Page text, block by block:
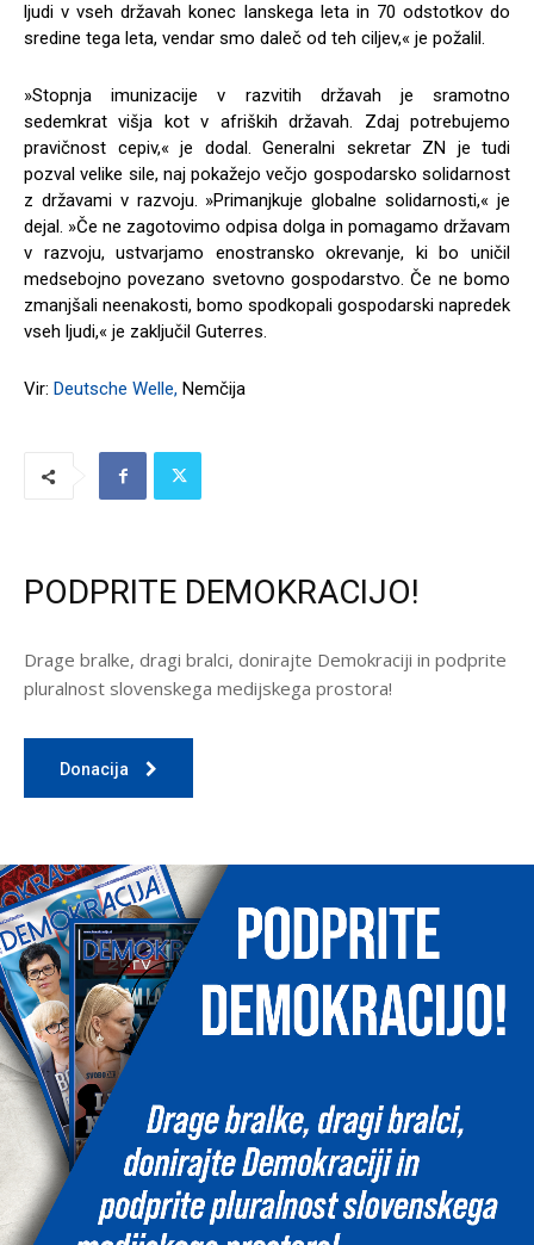
ljudi v vseh državah konec lanskega leta in 70 odstotkov do
sredine tega leta, vendar smo daleč od teh ciljev,« je požalil.
»Stopnja imunizacije v razvitih državah je sramotno
sedemkrat višja kot v afriških državah. Zdaj potrebujemo
pravičnost cepiv,« je dodal. Generalni sekretar ZN je tudi
pozval velike sile, naj pokažejo večjo gospodarsko solidarnost
z državami v razvoju. »Primanjkuje globalne solidarnosti,« je
dejal. »Če ne zagotovimo odpisa dolga in pomagamo državam
v razvoju, ustvarjamo enostransko okrevanje, ki bo uničil
medsebojno povezano svetovno gospodarstvo. Če ne bomo
zmanjšali neenakosti, bomo spodkopali gospodarski napredek
vseh ljudi,« je zaključil Guterres.
Vir: Deutsche Welle, Nemčija
PODPRITE DEMOKRACIJO!
Drage bralke, dragi bralci, donirajte Demokraciji in podprite
pluralnost slovenskega medijskega prostora!
Donacija